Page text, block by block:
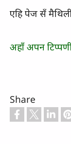
एहि पेज सँ
अहाँ अपन
Share